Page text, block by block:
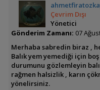
Çevrim Dışı
Yönetici
Gönderim Zamanı: 07
Merhaba sabredin biraz ,
Balık yem yemediği için
durumunu gözlemleyin
rağmen halsizlik , karın
yönelirsiniz.